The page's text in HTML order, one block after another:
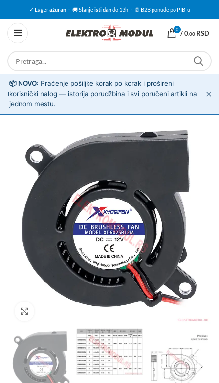
✓ Lageražuran · 🚚 Slanjeisti dando 13h · 📄 B2B ponude po PIB-u
0 /0.00 RSD
ℹ️
📦 NOVO: Praćenje pošiljke korak po korak i prošireni
korisnički nalog — istorija porudžbina i svi poručeni artikli na
jednom mestu.
✕